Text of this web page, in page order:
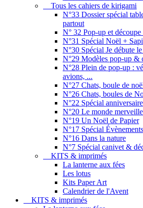
Tous les cahiers de kirigami
N°33 Dossier spécial
partout
N° 32 Pop-up et découpe
N°31 Spécial Noël +
N°30 Spécial Je débute
N°29 Modèles pop-up &
N°28 Plein de pop-up :
avions, ...
N°27 Chats, boule de
N°26 Chats, boules de
N°22 Spécial anniversaire
N°20 Le monde
N°19 Un Noël de Papier
N°17 Spécial
N°16 Dans la nature
N°7 Spécial canivet &
KITS & imprimés
La lanterne aux fées
Les lotus
Kits Paper Art
Calendrier de l'Avent
KITS & imprimés